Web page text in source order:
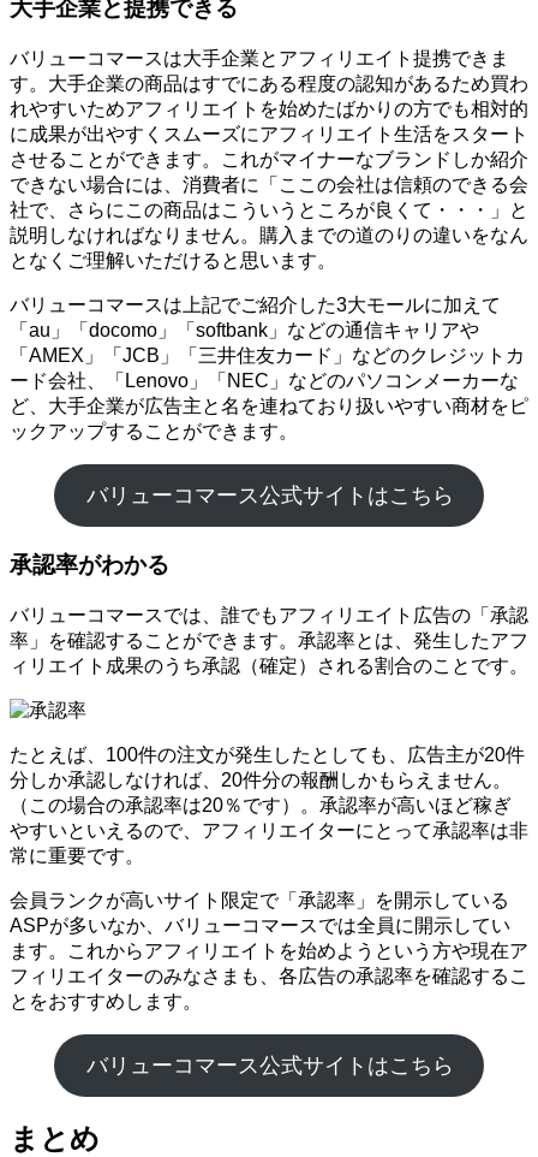
大手企業と提携できる
バリューコマースは大手企業とアフィリエイト提携できま
す。大手企業の商品はすでにある程度の認知があるため買わ
れやすいためアフィリエイトを始めたばかりの方でも相対的
に成果が出やすくスムーズにアフィリエイト生活をスタート
させることができます。これがマイナーなブランドしか紹介
できない場合には、消費者に「ここの会社は信頼のできる会
社で、さらにこの商品はこういうところが良くて・・・」と
説明しなければなりません。購入までの道のりの違いをなん
となくご理解いただけると思います。
バリューコマースは上記でご紹介した3大モールに加えて
「au」「docomo」「softbank」などの通信キャリアや
「AMEX」「JCB」「三井住友カード」などのクレジットカ
ード会社、「Lenovo」「NEC」などのパソコンメーカーな
ど、大手企業が広告主と名を連ねており扱いやすい商材をピ
ックアップすることができます。
バリューコマース公式サイトはこちら
承認率がわかる
バリューコマースでは、誰でもアフィリエイト広告の「承認
率」を確認することができます。承認率とは、発生したアフ
ィリエイト成果のうち承認（確定）される割合のことです。
たとえば、100件の注文が発生したとしても、広告主が20件
分しか承認しなければ、20件分の報酬しかもらえません。
（この場合の承認率は20％です）。承認率が高いほど稼ぎ
やすいといえるので、アフィリエイターにとって承認率は非
常に重要です。
会員ランクが高いサイト限定で「承認率」を開示している
ASPが多いなか、バリューコマースでは全員に開示してい
ます。これからアフィリエイトを始めようという方や現在ア
フィリエイターのみなさまも、各広告の承認率を確認するこ
とをおすすめします。
バリューコマース公式サイトはこちら
まとめ